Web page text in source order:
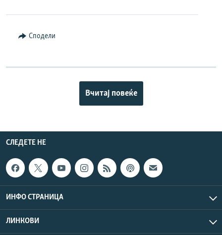
Сподели
Вчитај повеќе
СЛЕДЕТЕ НЕ
ИНФО СТРАНИЦА
ЛИНКОВИ